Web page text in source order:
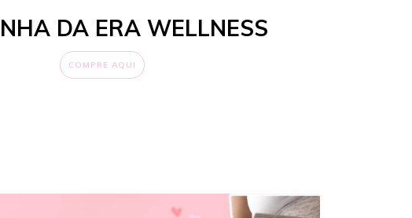
DA ERA WELLNESS
COMPRE AQUI